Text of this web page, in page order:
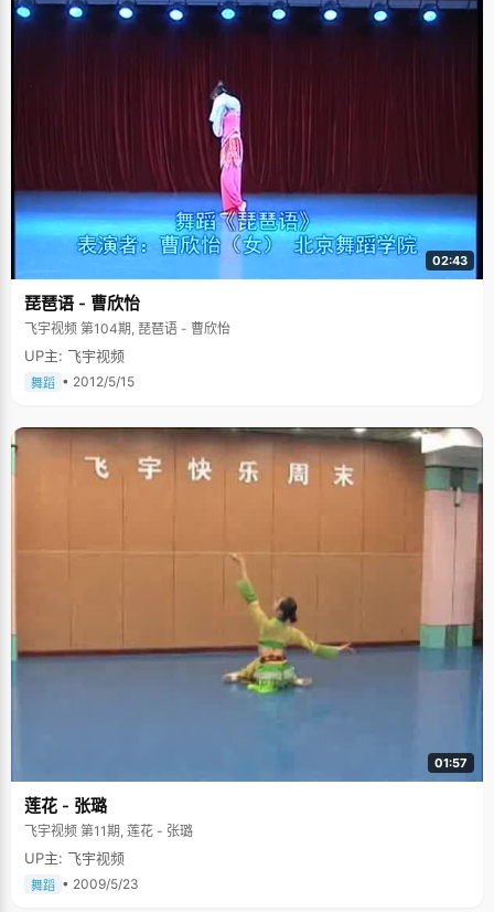
02:43
琵琶语 - 曹欣怡
飞宇视频 第104期, 琵琶语 - 曹欣怡
UP主: 飞宇视频
舞蹈 • 2012/5/15
01:57
莲花 - 张璐
飞宇视频 第11期, 莲花 - 张璐
UP主: 飞宇视频
舞蹈 • 2009/5/23